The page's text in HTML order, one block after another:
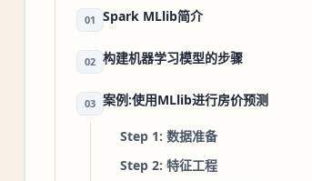
01 Spark MLlib简介
02 构建机器学习模型的步骤
03 案例:使用MLlib进行房价预测
Step 1: 数据准备
Step 2: 特征工程